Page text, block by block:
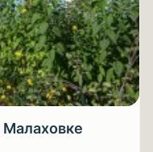
Малаховке